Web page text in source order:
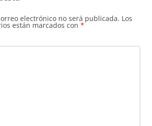
electrónico no será publicada. Los
están marcados con *